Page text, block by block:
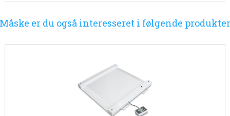
Måske er du også interesseret i følgende produkter